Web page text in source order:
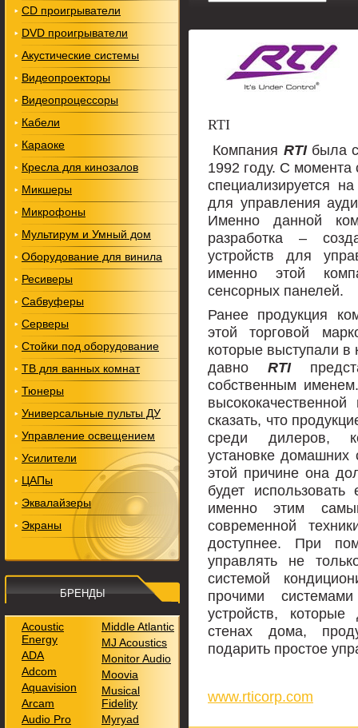
RTI
Компания RTIбыла
1992 году. С
специализируется
для управления
Именно данной
разработка –
устройств для
именно этой
сенсорных панелей.
Ранее продукция
этой торговой
которые выступали в
давно RTI
собственным
сказать, что
среди дилеров,
установке домашних
этой причине она
будет
именно этим
современной
доступнее. При
управлять не
системой
прочими
устройств, которые
стенах дома,
подарить простое
www.rticorp.com
CD проигрыватели
DVD проигрыватели
Акустические системы
Видеопроекторы
Видеопроцессоры
Кабели
Караоке
Кресла для кинозалов
Микшеры
Микрофоны
Мультирум и Умный дом
Оборудование для винила
Ресиверы
Сабвуферы
Серверы
Стойки под оборудование
ТВ для ванных комнат
Тюнеры
Универсальные пульты ДУ
Управление освещением
Усилители
ЦАПы
Эквалайзеры
Экраны
БРЕНДЫ
Acoustic
Energy
ADA
Adcom
Aquavision
Arcam
Audio Pro
Middle Atlantic
MJ Acoustics
Monitor Audio
Moovia
Musical
Fidelity
Myryad